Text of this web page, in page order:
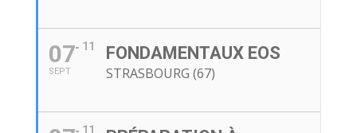
07
SEPT
11 FONDAMENTAUX EOS
STRASBOURG (67)
11